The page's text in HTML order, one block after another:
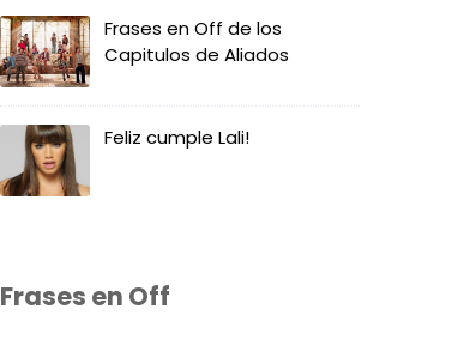
Frases en Off de los
Capitulos de Aliados
Feliz cumple Lali!
Frases en Off